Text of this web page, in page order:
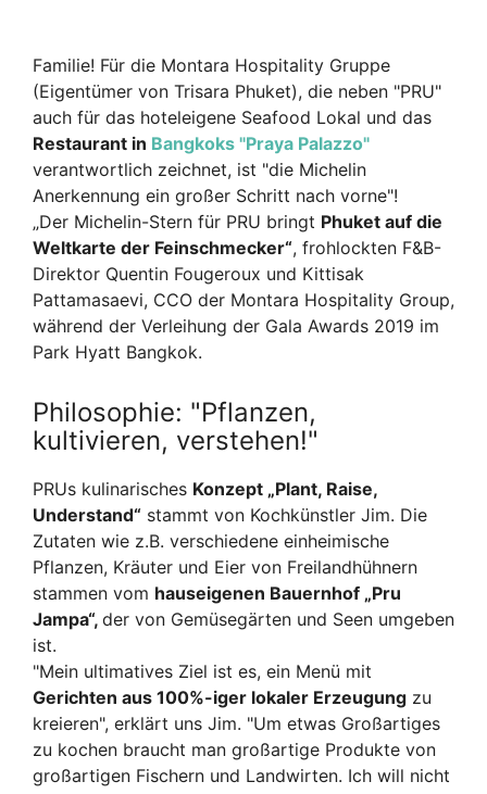
Familie! Für die Montara Hospitality Gruppe
(Eigentümer von Trisara Phuket), die neben "PRU"
auch für das hoteleigene Seafood Lokal und das
Restaurant in Bangkoks "Praya Palazzo"
verantwortlich zeichnet, ist "die Michelin
Anerkennung ein großer Schritt nach vorne"!
„Der Michelin-Stern für PRU bringt Phuket auf die
Weltkarte der Feinschmecker“, frohlockten F&B-
Direktor Quentin Fougeroux und Kittisak
Pattamasaevi, CCO der Montara Hospitality Group,
während der Verleihung der Gala Awards 2019 im
Park Hyatt Bangkok.
Philosophie: "Pflanzen,
kultivieren, verstehen!"
PRUs kulinarisches Konzept „Plant, Raise,
Understand“ stammt von Kochkünstler Jim. Die
Zutaten wie z.B. verschiedene einheimische
Pflanzen, Kräuter und Eier von Freilandhühnern
stammen vom hauseigenen Bauernhof „Pru
Jampa“, der von Gemüsegärten und Seen umgeben
ist.
"Mein ultimatives Ziel ist es, ein Menü mit
Gerichten aus 100%-iger lokaler Erzeugung zu
kreieren", erklärt uns Jim. "Um etwas Großartiges
zu kochen braucht man großartige Produkte von
großartigen Fischern und Landwirten. Ich will nicht